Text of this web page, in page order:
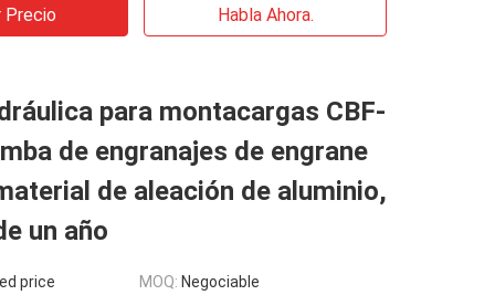
Precio Habla Ahora.
para montacargas CBF-
de engranajes de engrane
de aleación de aluminio,
un año
price MOQ: Negociable